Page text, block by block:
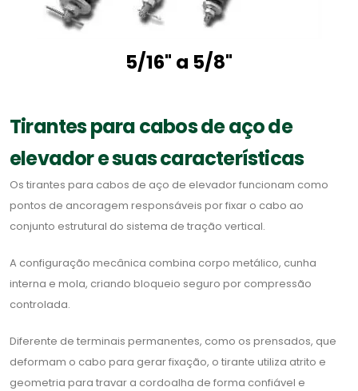
5/16" a 5/8"
Tirantes para cabos de aço de
elevador e suas características
Os tirantes para cabos de aço de elevador funcionam como
pontos de ancoragem responsáveis por fixar o cabo ao
conjunto estrutural do sistema de tração vertical.
A configuração mecânica combina corpo metálico, cunha
interna e mola, criando bloqueio seguro por compressão
controlada.
Diferente de terminais permanentes, como os prensados, que
deformam o cabo para gerar fixação, o tirante utiliza atrito e
geometria para travar a cordoalha de forma confiável e